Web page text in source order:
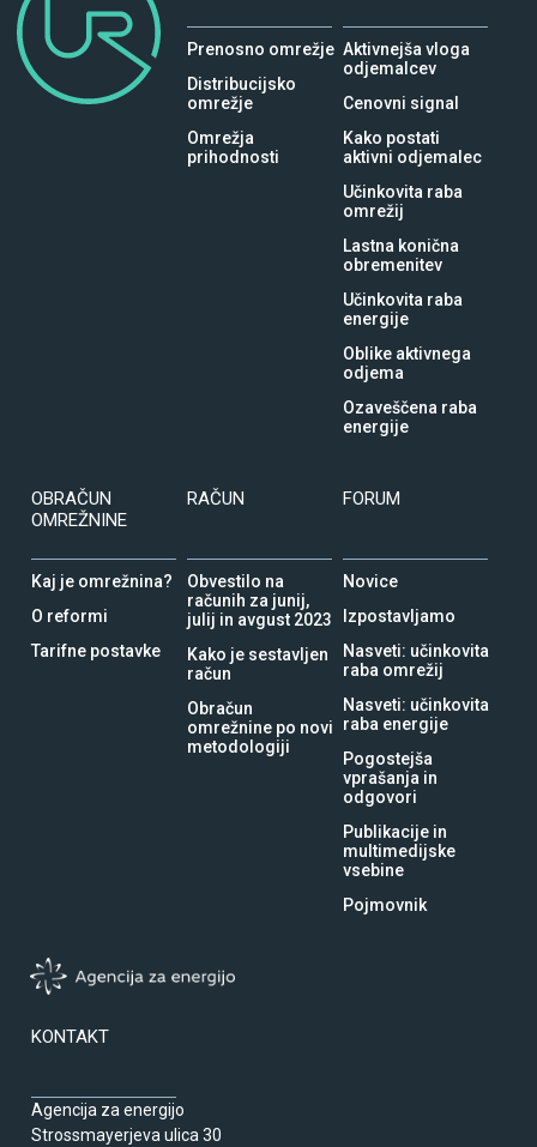
Prenosno omrežje
Distribucijsko
omrežje
Omrežja
prihodnosti
Aktivnejša vloga
odjemalcev
Cenovni signal
Kako postati
aktivni odjemalec
Učinkovita raba
omrežij
Lastna konična
obremenitev
Učinkovita raba
energije
Oblike aktivnega
odjema
Ozaveščena raba
energije
OBRAČUN
OMREŽNINE
Kaj je omrežnina?
O reformi
Tarifne postavke
RAČUN
Obvestilo na
računih za junij,
julij in avgust 2023
Kako je sestavljen
račun
Obračun
omrežnine po novi
metodologiji
FORUM
Novice
Izpostavljamo
Nasveti: učinkovita
raba omrežij
Nasveti: učinkovita
raba energije
Pogostejša
vprašanja in
odgovori
Publikacije in
multimedijske
vsebine
Pojmovnik
KONTAKT
Agencija za energijo
Strossmayerjeva ulica 30